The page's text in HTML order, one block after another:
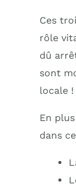
Ces
rôle
dû
sont
locale !
En
dans